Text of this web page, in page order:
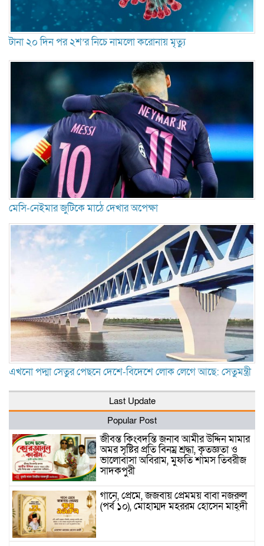
টানা ২০ দিন পর ২শ’র নিচে নামলো করোনায় মৃত্যু
মেসি-নেইমার জুটিকে মাঠে দেখার অপেক্ষা
এখনো পদ্মা সেতুর পেছনে দেশে-বিদেশে লোক লেগে আছে: সেতুমন্ত্রী
Last Update
Popular Post
জীবন্ত কিংবদন্তি জনাব আমীর উদ্দিন মামার
অমর সৃষ্টির প্রতি বিনম্র শ্রদ্ধা, কৃতজ্ঞতা ও
ভালোবাসা অবিরাম, মুফতি শামস তিবরীজ
সাদকপুরী
গানে, প্রেমে, জজবায় প্রেমময় বাবা নজরুল
(পর্ব ১০), মোহাম্মদ মহররম হোসেন মাহ্দী